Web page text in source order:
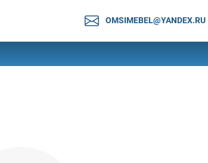
OMSIMEBEL@YANDEX.RU